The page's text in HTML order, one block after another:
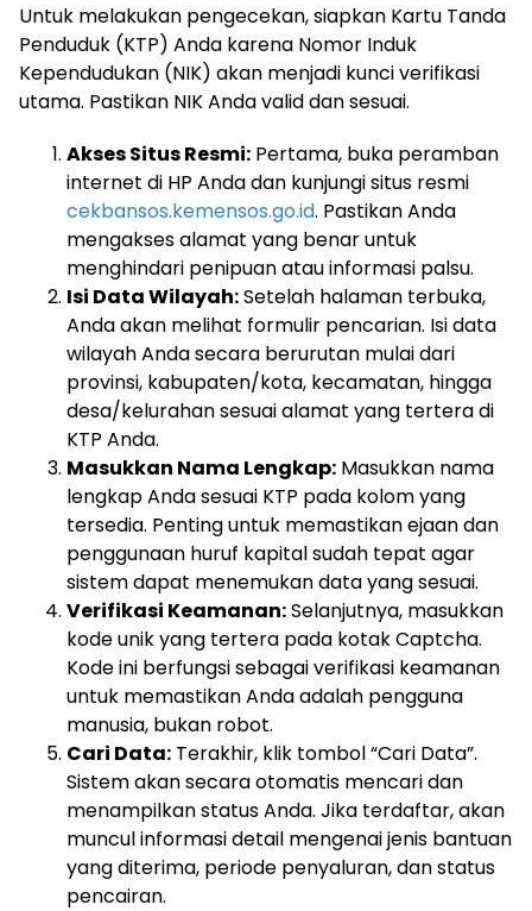
Untuk melakukan pengecekan, siapkan Kartu Tanda
Penduduk (KTP) Anda karena Nomor Induk
Kependudukan (NIK) akan menjadi kunci verifikasi
utama. Pastikan NIK Anda valid dan sesuai.
Akses Situs Resmi: Pertama, buka peramban
internet di HP Anda dan kunjungi situs resmi
cekbansos.kemensos.go.id. Pastikan Anda
mengakses alamat yang benar untuk
menghindari penipuan atau informasi palsu.
Isi Data Wilayah:Setelah halaman terbuka,
Anda akan melihat formulir pencarian. Isi data
wilayah Anda secara berurutan mulai dari
provinsi, kabupaten/kota, kecamatan, hingga
desa/kelurahan sesuai alamat yang tertera di
KTP Anda.
Masukkan Nama Lengkap: Masukkan nama
lengkap Anda sesuai KTP pada kolom yang
tersedia. Penting untuk memastikan ejaan dan
penggunaan huruf kapital sudah tepat agar
sistem dapat menemukan data yang sesuai.
Verifikasi Keamanan:Selanjutnya, masukkan
kode unik yang tertera pada kotak Captcha.
Kode ini berfungsi sebagai verifikasi keamanan
untuk memastikan Anda adalah pengguna
manusia, bukan robot.
Cari Data: Terakhir, klik tombol “Cari Data”.
Sistem akan secara otomatis mencari dan
menampilkan status Anda. Jika terdaftar, akan
muncul informasi detail mengenai jenis bantuan
yang diterima, periode penyaluran, dan status
pencairan.